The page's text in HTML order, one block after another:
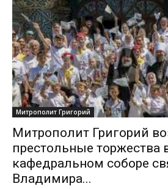
Митрополит Григорий
Митрополит Григорий
престольные торжества
кафедральном соборе
Владимира...